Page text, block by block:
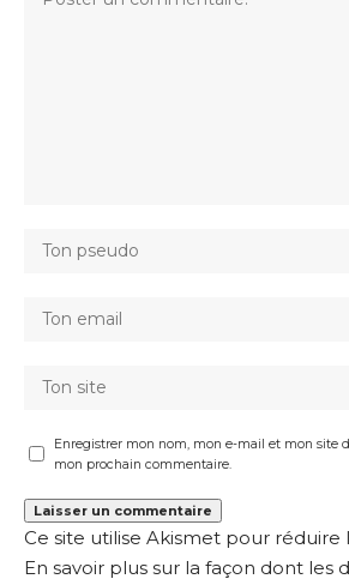
Enregistrer mon nom, mon e-mail et mon site
mon prochain commentaire.
Ce site utilise Akismet pour réduire
En savoir plus sur la façon dont les